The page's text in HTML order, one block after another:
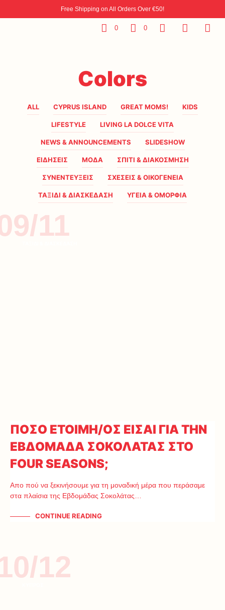
Free Shipping on All Orders Over €50!
0 0
Colors
ALL CYPRUS ISLAND GREAT MOMS! KIDS
LIFESTYLE LIVING LA DOLCE VITA
NEWS & ANNOUNCEMENTS SLIDESHOW
ΕΙΔΗΣΕΙΣ ΜΟΔΑ ΣΠΙΤΙ & ΔΙΑΚΟΣΜΗΣΗ
ΣΥΝΕΝΤΕΥΞΕΙΣ ΣΧΕΣΕΙΣ & ΟΙΚΟΓΕΝΕΙΑ
ΤΑΞΙΔΙ & ΔΙΑΣΚΕΔΑΣΗ ΥΓΕΙΑ & ΟΜΟΡΦΙΑ
11
ΠΟΣΟ ΕΤΟΙΜΗ/ΟΣ ΕΙΣΑΙ ΓΙΑ ΤΗΝ
ΕΒΔΟΜΑΔΑ ΣΟΚΟΛΑΤΑΣ ΣΤΟ
FOUR SEASONS;
Απο πού να ξεκινήσουμε για τη μοναδική μέρα που περάσαμε
στα πλαίσια της Εβδομάδας Σοκολάτας…
CONTINUE READING
12